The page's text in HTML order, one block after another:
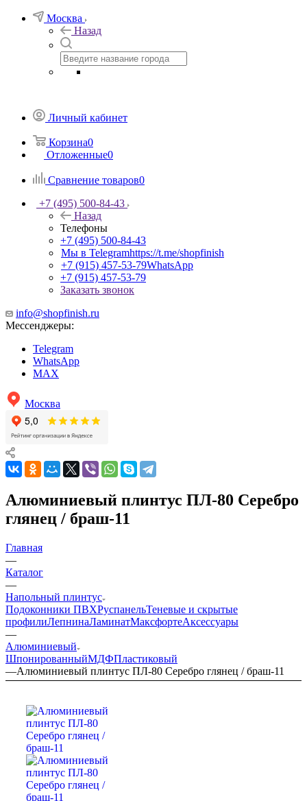
Москва
Назад
Личный кабинет
Корзина0
Отложенные0
Сравнение товаров0
+7 (495) 500-84-43
Назад
Телефоны
+7 (495) 500-84-43
Мы в Telegramhttps://t.me/shopfinish
+7 (915) 457-53-79WhatsApp
+7 (915) 457-53-79
Заказать звонок
info@shopfinish.ru
Мессенджеры:
Telegram
WhatsApp
MAX
Москва
Алюминиевый плинтус ПЛ-80 Серебро
глянец / браш-11
Главная
—
Каталог
—
Напольный плинтус
Подоконники ПВХРуспанельТеневые и скрытые
профилиЛепнинаЛаминатМаксфортеАксессуары
—
Алюминиевый
ШпонированныйМДФПластиковый
—Алюминиевый плинтус ПЛ-80 Серебро глянец / браш-11